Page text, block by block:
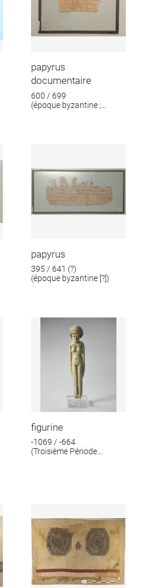
papyrus
documentaire
600 / 699
(époque byzantine ;
papyrus
395 / 641 (?)
(époque byzantine [?])
figurine
-1069 / -664
(Troisième Période